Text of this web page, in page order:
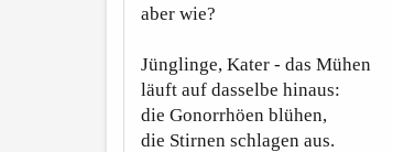
aber wie?
Jünglinge, Kater - das Mühen
läuft auf dasselbe hinaus:
die Gonorrhöen blühen,
die Stirnen schlagen aus.